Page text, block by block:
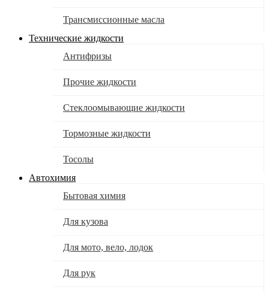
Трансмиссионные масла
Технические жидкости
Антифризы
Прочие жидкости
Стеклоомывающие жидкости
Тормозные жидкости
Тосолы
Автохимия
Бытовая химия
Для кузова
Для мото, вело, лодок
Для рук